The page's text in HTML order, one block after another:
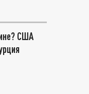
США